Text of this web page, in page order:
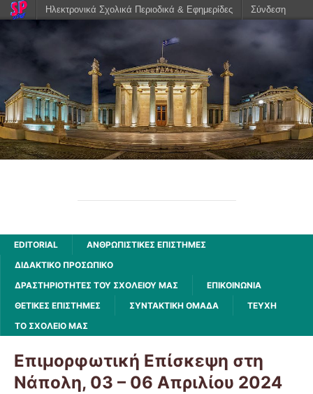
EDITORIAL
ΑΝΘΡΩΠΙΣΤΙΚΈΣ ΕΠΙΣΤΉΜΕΣ
ΔΙΔΑΚΤΙΚΟ ΠΡΟΣΩΠΙΚΟ
ΔΡΑΣΤΗΡΙΌΤΗΤΕΣ ΤΟΥ ΣΧΟΛΕΊΟΥ ΜΑΣ
ΕΠΙΚΟΙΝΩΝΙΑ
ΘΕΤΙΚΈΣ ΕΠΙΣΤΉΜΕΣ
ΣΥΝΤΑΚΤΙΚΗ ΟΜΑΔΑ
ΤΕΥΧΗ
ΤΟ ΣΧΟΛΕΙΟ ΜΑΣ
Επιμορφωτική Επίσκεψη στη
Νάπολη, 03 – 06 Απριλίου 2024
Ηλεκτρονικά Σχολικά Περιοδικά & Εφημερίδες Σύνδεση